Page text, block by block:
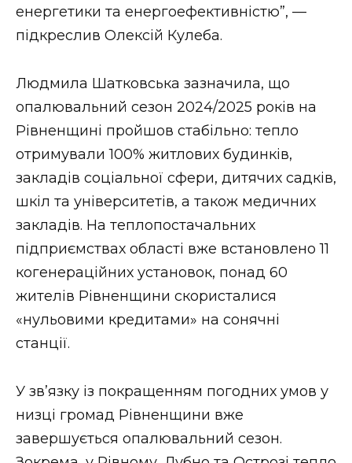
енергетики та енергоефективністю”, —
підкреслив Олексій Кулеба.
Людмила Шатковська зазначила, що
опалювальний сезон 2024/2025 років на
Рівненщині пройшов стабільно: тепло
отримували 100% житлових будинків,
закладів соціальної сфери, дитячих садків,
шкіл та університетів, а також медичних
закладів. На теплопостачальних
підприємствах області вже встановлено 11
когенераційних установок, понад 60
жителів Рівненщини скористалися
«нульовими кредитами» на сонячні
станції.
У зв’язку із покращенням погодних умов у
низці громад Рівненщини вже
завершується опалювальний сезон.